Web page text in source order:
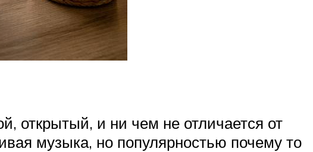
открытый, и ни чем не отличается от
музыка, но популярностью почему то